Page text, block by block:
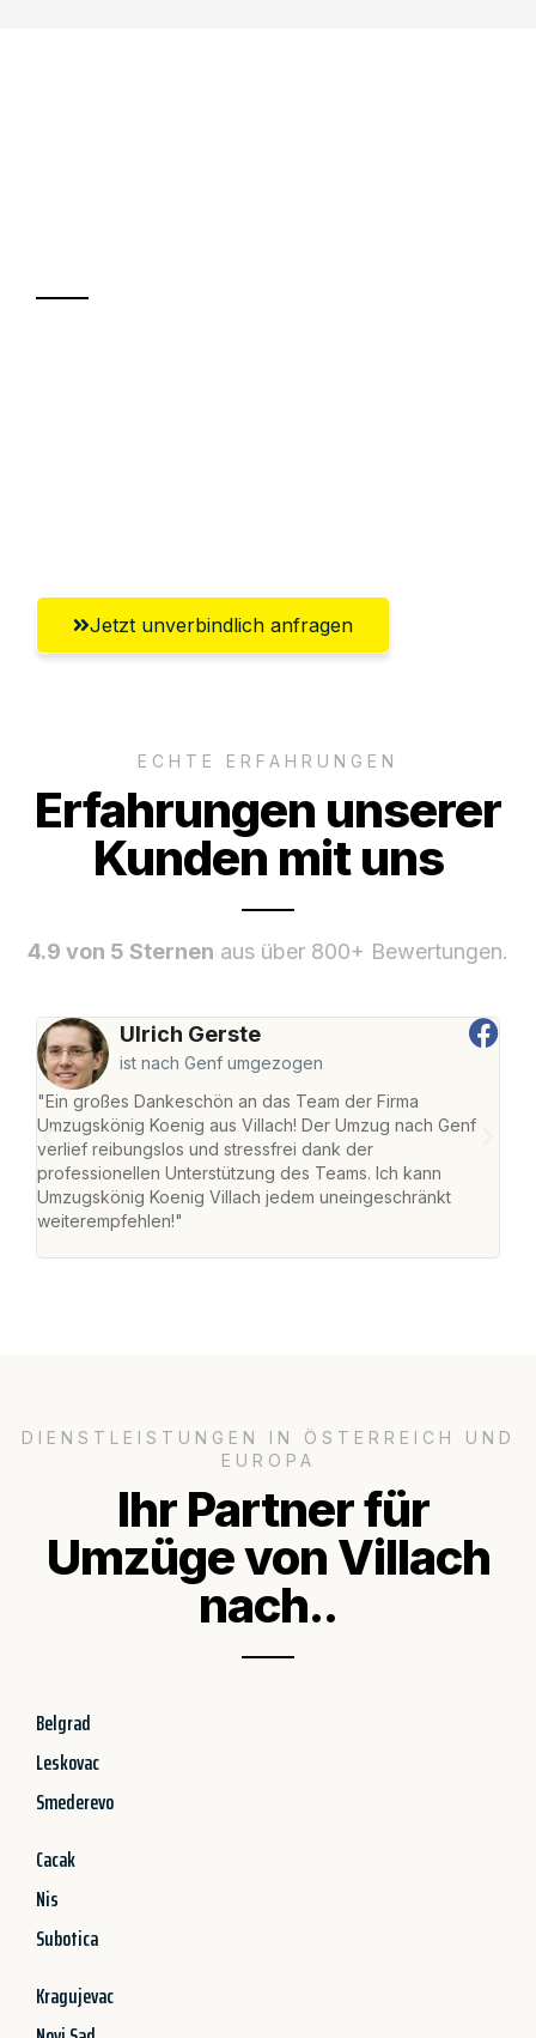
Jetzt unverbindlich anfragen
ECHTE ERFAHRUNGEN
Erfahrungen unserer
Kunden mit uns
4.9 von 5 Sternen aus über 800+ Bewertungen.
Ulrich Gerste
ist nach Genf umgezogen
"Ein großes Dankeschön an das Team der Firma
Umzugskönig Koenig aus Villach! Der Umzug nach Genf
verlief reibungslos und stressfrei dank der
professionellen Unterstützung des Teams. Ich kann
Umzugskönig Koenig Villach jedem uneingeschränkt
weiterempfehlen!"
DIENSTLEISTUNGEN IN ÖSTERREICH UND
EUROPA
Ihr Partner für
Umzüge von Villach
nach..
Belgrad
Leskovac
Smederevo
Cacak
Nis
Subotica
Kragujevac